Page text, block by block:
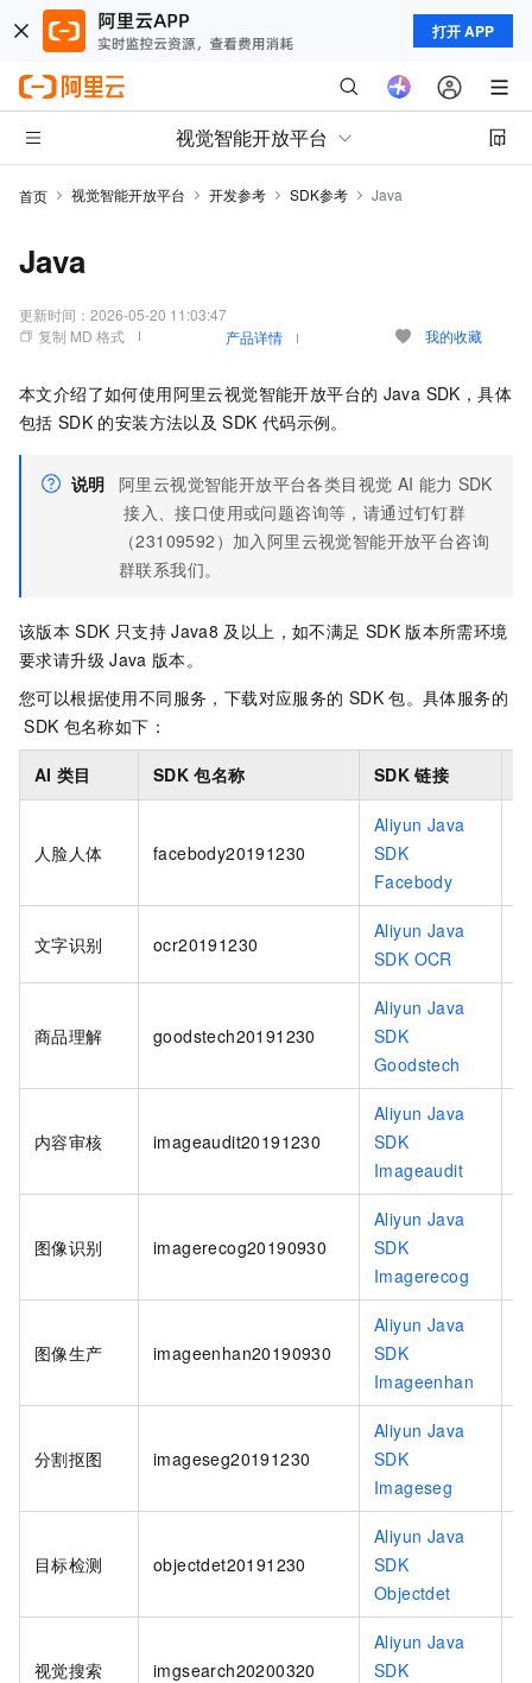
打开 APP
视觉智能开放平台
首页 视觉智能开放平台 开发参考 SDK参考 Java
Java
更新时间： 2026-05-20 11:03:47
复制 MD 格式
产品详情 我的收藏
本文介绍了如何使用阿里云视觉智能开放平台的 Java SDK，具体
包括 SDK 的安装方法以及 SDK 代码示例。
说明 阿里云视觉智能开放平台各类目视觉 AI 能力 SDK
接入、接口使用或问题咨询等，请通过钉钉群
（23109592）加入阿里云视觉智能开放平台咨询
群联系我们。
该版本 SDK 只支持 Java8 及以上，如不满足 SDK 版本所需环境
要求请升级 Java 版本。
您可以根据使用不同服务，下载对应服务的 SDK 包。具体服务的
SDK 包名称如下：
AI 类目 SDK 包名称 SDK 链接
人脸人体 facebody20191230
Aliyun Java
SDK
Facebody
文字识别 ocr20191230
Aliyun Java
SDK OCR
商品理解 goodstech20191230
Aliyun Java
SDK
Goodstech
内容审核 imageaudit20191230
Aliyun Java
SDK
Imageaudit
图像识别 imagerecog20190930
Aliyun Java
SDK
Imagerecog
图像生产 imageenhan20190930
Aliyun Java
SDK
Imageenhan
分割抠图 imageseg20191230
Aliyun Java
SDK
Imageseg
目标检测 objectdet20191230
Aliyun Java
SDK
Objectdet
视觉搜索 imgsearch20200320
Aliyun Java
SDK